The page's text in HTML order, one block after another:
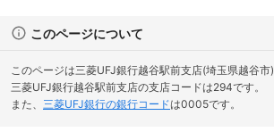
このページについて
このページは三菱UFJ銀行越谷駅前支店(埼玉県越谷市
三菱UFJ銀行越谷駅前支店の支店コードは294です。
また、 三菱UFJ銀行の銀行コードは0005です。